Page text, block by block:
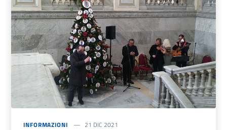
INFORMAZIONI 21 DIC 2021